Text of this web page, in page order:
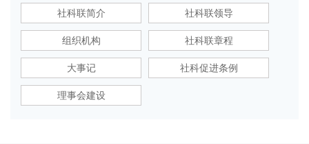
社科联简介 社科联领导
组织机构 社科联章程
大事记 社科促进条例
理事会建设